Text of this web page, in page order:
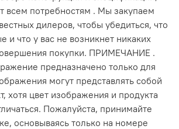
всем потребностям . Мы закупаем
дилеров, чтобы убедиться, что
и что у вас не возникнет никаких
покупки. ПРИМЕЧАНИЕ .
предназначено только для
могут представлять собой
хотя цвет изображения и продукта
Пожалуйста, принимайте
основываясь только на номере